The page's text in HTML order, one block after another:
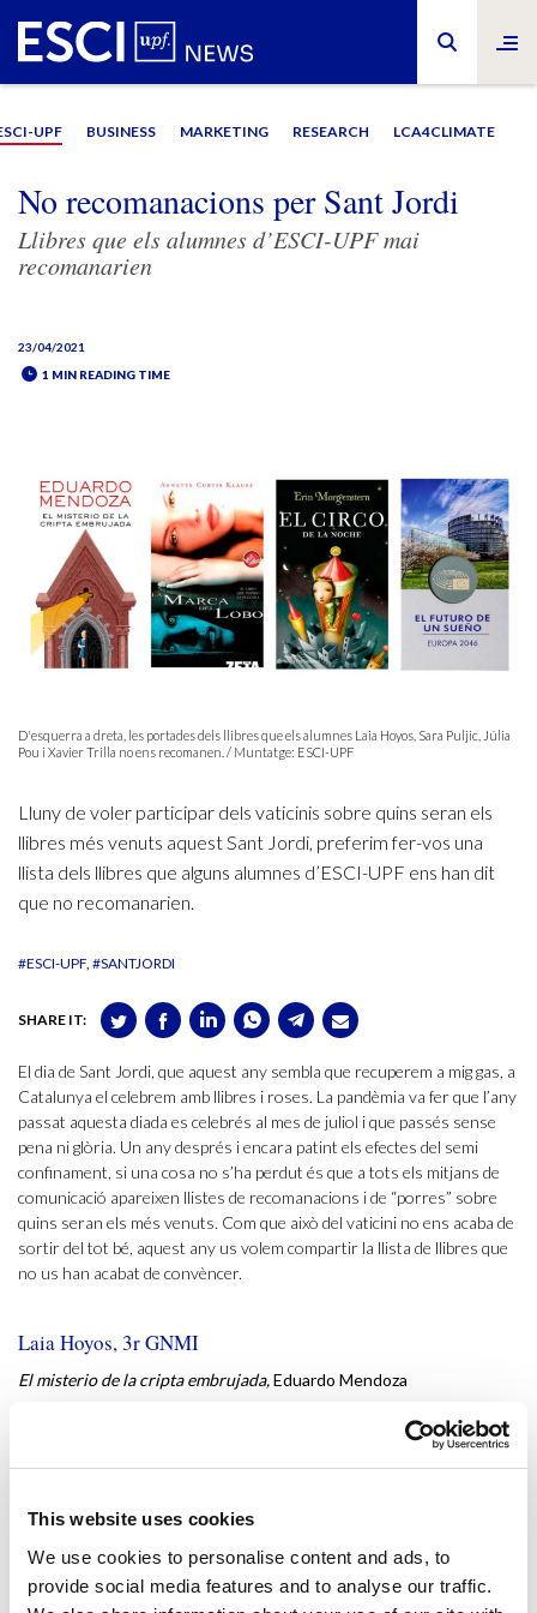
This website uses cookies
We use cookies to personalise content and ads, to
provide social media features and to analyse our traffic.
UPF BUSINESS MARKETING RESEARCH LCA4CLIMATE
No recomanacions per Sant Jordi
Llibres que els alumnes d’ESCI-UPF mai
recomanarien
23/04/2021
1 MIN READING TIME
D'esquerra a dreta, les portades dels llibres que els alumnes Laia Hoyos, Sara Puljic, Júlia
Pou i Xavier Trilla no ens recomanen. / Muntatge: ESCI-UPF
Lluny de voler participar dels vaticinis sobre quins seran els
llibres més venuts aquest Sant Jordi, preferim fer-vos una
llista dels llibres que alguns alumnes d’ESCI-UPF ens han dit
que no recomanarien.
#ESCI-UPF #SANTJORDI
SHARE IT:
El dia de Sant Jordi, que aquest any sembla que recuperem a mig gas, a
Catalunya el celebrem amb llibres i roses. La pandèmia va fer que l’any
passat aquesta diada es celebrés al mes de juliol i que passés sense
pena ni glòria. Un any després i encara patint els efectes del semi
confinament, si una cosa no s’ha perdut és que a tots els mitjans de
comunicació apareixen llistes de recomanacions i de “porres” sobre
quins seran els més venuts. Com que això del vaticini no ens acaba de
sortir del tot bé, aquest any us volem compartir la llista de llibres que
no us han acabat de convèncer.
Laia Hoyos, 3r GNMI
El misterio de la cripta embrujada,Eduardo Mendoza
Recordo que aquest llibre me’l van fer llegir a 3r d’ESO com a lectura
obligatòria i crec que no hi ha hagut llibre que m’hagi costat tant
investigació d’una nena desapareguda en un manicomi. En resum, em
va semblar bastant tètrica.